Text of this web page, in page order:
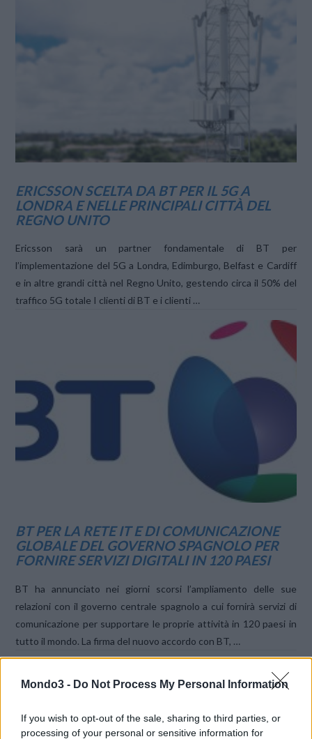
Mondo3 - Do Not Process My Personal Information
If you wish to opt-out of the sale, sharing to third parties, or
processing of your personal or sensitive information for
VIEW POST
ERICSSON SCELTA DA BT PER IL 5G A
LONDRA E NELLE PRINCIPALI CITTÀ DEL
REGNO UNITO
Ericsson sarà un partner fondamentale di BT per
l’implementazione del 5G a Londra, Edimburgo, Belfast e Cardiff
e in altre grandi città nel Regno Unito, gestendo circa il 50% del
traffico 5G totale I clienti di BT e i clienti …
BT PER LA RETE IT E DI COMUNICAZIONE
GLOBALE DEL GOVERNO SPAGNOLO PER
FORNIRE SERVIZI DIGITALI IN 120 PAESI
BT ha annunciato nei giorni scorsi l’ampliamento delle sue
relazioni con il governo centrale spagnolo a cui fornirà servizi di
comunicazione per supportare le proprie attività in 120 paesi in
tutto il mondo. La firma del nuovo accordo con BT, …